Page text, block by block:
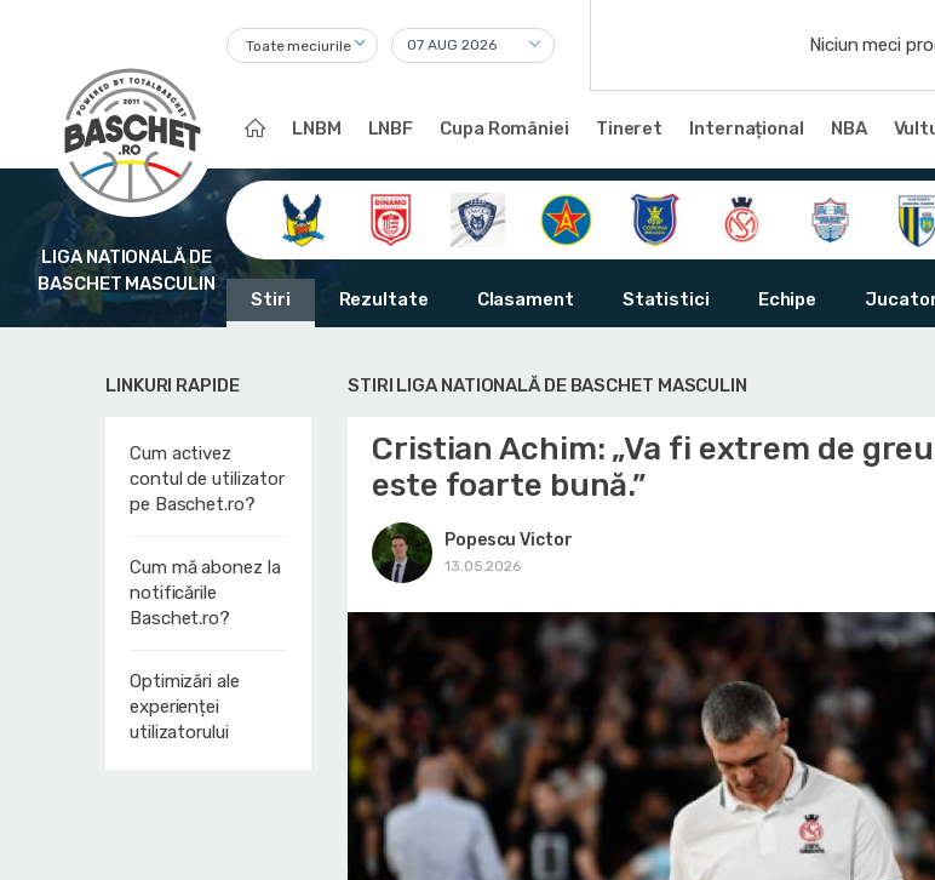
Toate meciurile Niciun meci
LNBM LNBF Cupa României Tineret Internațional NBA
LIGA NATIONALĂ DE
BASCHET MASCULIN
Stiri Rezultate Clasament Statistici Echipe
LINKURI RAPIDE
Cum activez
contul de utilizator
pe Baschet.ro?
Cum mă abonez la
notificările
Baschet.ro?
Optimizări ale
experienței
utilizatorului
STIRI LIGA NATIONALĂ DE BASCHET MASCULIN
Cristian Achim: „Va fi extrem de
este foarte bună.”
Popescu Victor
13.05.2026